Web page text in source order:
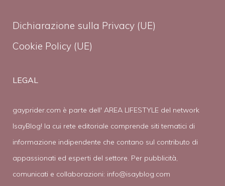
Dichiarazione sulla Privacy (UE)
Cookie Policy (UE)
LEGAL
gayprider.com è parte dell' AREA LIFESTYLE del network
IsayBlog! la cui rete editoriale comprende siti tematici di
informazione indipendente che contano sul contributo di
appassionati ed esperti del settore. Per pubblicità,
comunicati e collaborazioni: info@isayblog.com